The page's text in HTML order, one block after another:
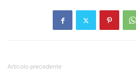
Articolo precedente